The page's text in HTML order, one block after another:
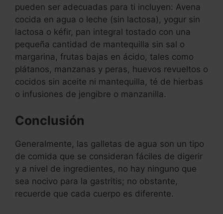
pueden ser adecuadas para ti incluyen: Avena
cocida en agua o leche (sin lactosa), yogur sin
lactosa o kéfir, pan integral tostado con una
pequeña cantidad de mantequilla sin sal o
margarina, frutas bajas en ácido, tales como
plátanos, manzanas y peras, huevos revueltos o
cocidos sin aceite ni mantequilla, té de hierbas
o infusiones de jengibre o manzanilla.
Conclusión
Generalmente, las galletas de agua son un tipo
de comida que se consideran fáciles de digerir
y a nivel de ingredientes, no hay ninguno que
sea nocivo para la gastritis; no obstante,
recuerde que cada cuerpo es diferente.